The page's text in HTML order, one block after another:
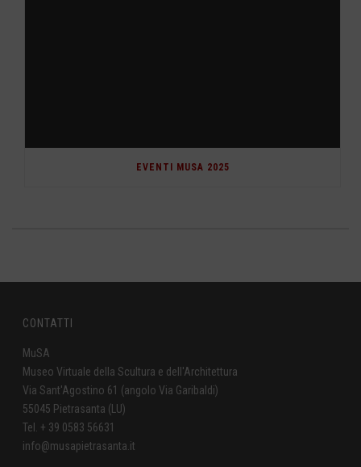
EVENTI MUSA 2025
CONTATTI
MuSA
Museo Virtuale della Scultura e dell'Architettura
Via Sant'Agostino 61 (angolo Via Garibaldi)
55045 Pietrasanta (LU)
Tel. + 39 0583 56631
info@musapietrasanta.it